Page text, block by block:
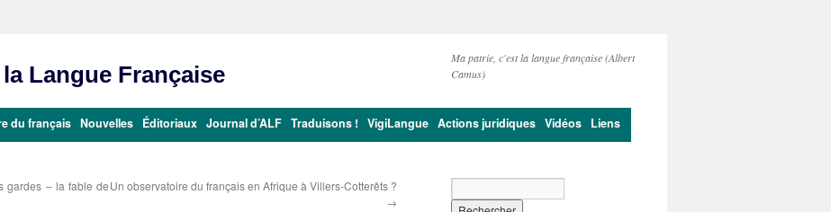
Langue Française
Ma patrie, c'est la langue française (Albert
Camus)
du français Nouvelles Éditoriaux Journal d’ALF Traduisons ! VigiLangue Actions juridiques Vidéos Liens
gardes – la fable deUn observatoire du français en Afrique à Villers-Cotterêts ?
→